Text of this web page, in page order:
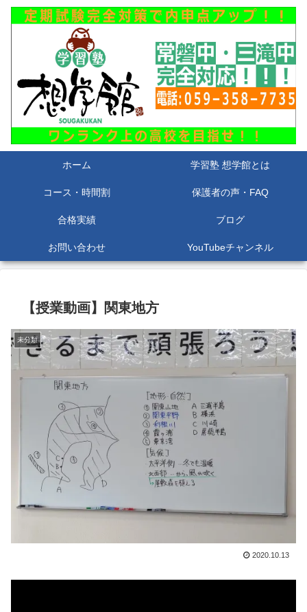
ホーム 学習塾 想学館とは
コース・時間割 保護者の声・FAQ
合格実績 ブログ
お問い合わせ YouTubeチャンネル
【授業動画】関東地方
未分類
2020.10.13